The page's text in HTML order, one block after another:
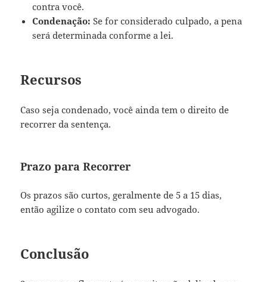
contra você.
Condenação: Se for considerado culpado, a pena
será determinada conforme a lei.
Recursos
Caso seja condenado, você ainda tem o direito de
recorrer da sentença.
Prazo para Recorrer
Os prazos são curtos, geralmente de 5 a 15 dias,
então agilize o contato com seu advogado.
Conclusão